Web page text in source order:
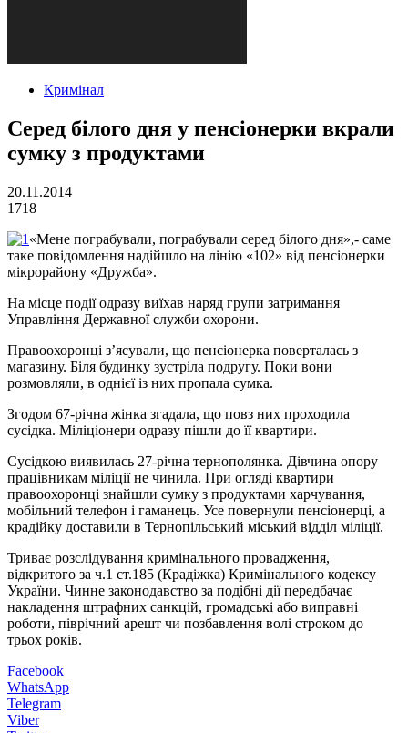
Кримінал
Серед білого дня у пенсіонерки вкрали
сумку з продуктами
20.11.2014
1718
«Мене пограбували, пограбували серед білого дня»,- саме
таке повідомлення надійшло на лінію «102» від пенсіонерки
мікрорайону «Дружба».
На місце події одразу виїхав наряд групи затримання
Управління Державної служби охорони.
Правоохоронці з’ясували, що пенсіонерка поверталась з
магазину. Біля будинку зустріла подругу. Поки вони
розмовляли, в однієї із них пропала сумка.
Згодом 67-річна жінка згадала, що повз них проходила
сусідка. Міліціонери одразу пішли до її квартири.
Сусідкою виявилась 27-річна тернополянка. Дівчина опору
працівникам міліції не чинила. При огляді квартири
правоохоронці знайшли сумку з продуктами харчування,
мобільний телефон і гаманець. Усе повернули пенсіонерці, а
крадійку доставили в Тернопільський міський відділ міліції.
Триває розслідування кримінального провадження,
відкритого за ч.1 ст.185 (Крадіжка) Кримінального кодексу
України. Чинне законодавство за подібні дії передбачає
накладення штрафних санкцій, громадські або виправні
роботи, піврічний арешт чи позбавлення волі строком до
трьох років.
Facebook
WhatsApp
Telegram
Viber